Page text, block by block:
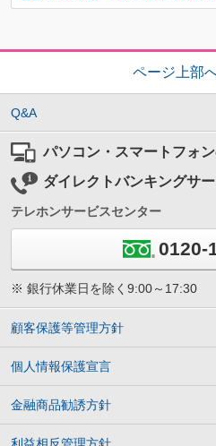
ページ上部
Q&A
パソコン・スマートフォン
ダイレクトバンキングサ
テレホンサービスセンター
0120-
※ 銀行休業日を除く9:00～17:30
顧客保護等管理方針
個人情報保護宣言
金融商品勧誘方針